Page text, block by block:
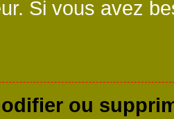
Si vous avez
ou